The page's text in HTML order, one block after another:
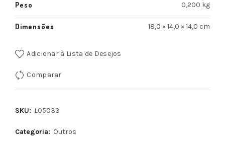
Peso 0,200 kg
Dimensões 18,0 × 14,0 × 14,0 cm
Adicionar à Lista de Desejos
Comparar
SKU: L05033
Categoria: Outros